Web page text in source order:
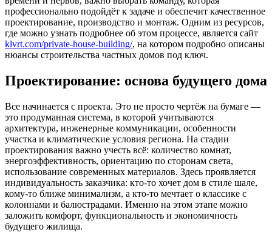
профессионально подойдёт к задаче и обеспечит качественное
проектирование, производство и монтаж. Одним из ресурсов,
где можно узнать подробнее об этом процессе, является сайт
klvrt.com/private-house-building/, на котором подробно описаны
нюансы строительства частных домов под ключ.
Проектирование: основа будущего дома
Все начинается с проекта. Это не просто чертёж на бумаге —
это продуманная система, в которой учитываются
архитектура, инженерные коммуникации, особенности
участка и климатические условия региона. На стадии
проектирования важно учесть всё: количество комнат,
энергоэффективность, ориентацию по сторонам света,
использование современных материалов. Здесь проявляется
индивидуальность заказчика: кто-то хочет дом в стиле шале,
кому-то ближе минимализм, а кто-то мечтает о классике с
колоннами и балюстрадами. Именно на этом этапе можно
заложить комфорт, функциональность и экономичность
будущего жилища.